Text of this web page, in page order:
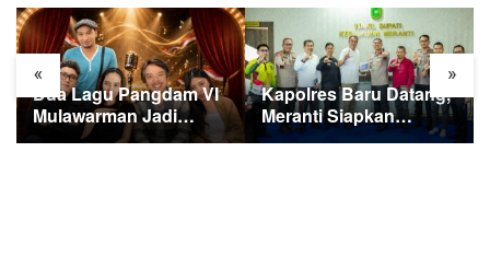
« »
Dua Lagu Pangdam VI
Mulawarman Jadi
Sorotan di Kompetisi
Kapolres Baru Datang,
Meranti Siapkan
Ekspedisi Merah Putih